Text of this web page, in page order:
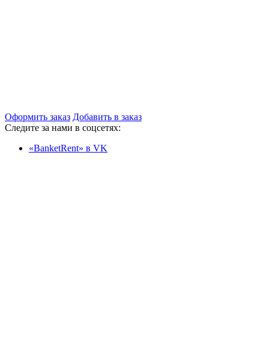
Оформить заказ Добавить в заказ
Следите за нами в соцсетях:
«BanketRent» в VK